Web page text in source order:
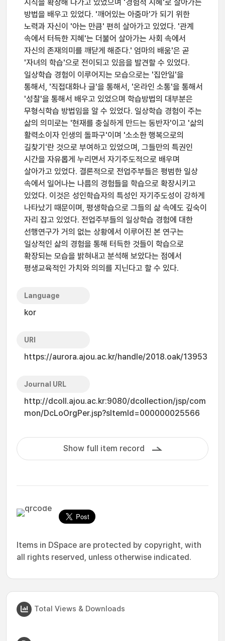
지식을 확장해 나가고 있었으며 '경험적 지혜'로 살아가는
방법을 배우고 있었다. '깨어있는 아줌마'가 되기 위한
노력과 자신이 '아는 만큼' 편히 살아가고 있었다. '관계
속에서 터득한 지혜'는 더불어 살아가는 사회 속에서
자신의 존재의미를 깨닫게 해준다.' 엄마의 배움'은 곧
'자녀의 학습'으로 전이되고 있음을 발견할 수 있었다.
일상학습 경험이 이루어지는 모습으로는 '집안일'을
통해서, '직접대화나 글'을 통해서, '온라인 소통'을 통해서
'성찰'을 통해서 배우고 있었으며 학습방법의 대부분은
무형식학습 방법임을 알 수 있었다. 일상학습 경험이 주는
삶의 의미로는 '현재를 충실하게 만드는 동반자'이고 '삶의
활력소이자 인생의 돌파구'이며 '소소한 행복으로의
길찾기'란 것으로 부여하고 있었으며, 그들만의 특권인
시간을 자유롭게 누리면서 자기주도적으로 배우며
살아가고 있었다. 결론적으로 전업주부들은 평범한 일상
속에서 일어나는 나름의 경험들을 학습으로 확장시키고
있었다. 이것은 성인학습자의 특성인 자기주도성이 강하게
나타났기 때문이며, 평생학습으로 그들의 삶 속에도 깊숙이
자리 잡고 있었다. 전업주부들의 일상학습 경험에 대한
선행연구가 거의 없는 상황에서 이루어진 본 연구는
일상적인 삶의 경험을 통해 터득한 것들이 학습으로
확장되는 모습을 밝혀내고 분석해 보았다는 점에서
평생교육적인 가치와 의의를 지닌다고 할 수 있다.
Language
kor
URI
https://aurora.ajou.ac.kr/handle/2018.oak/13953
Journal URL
http://dcoll.ajou.ac.kr:9080/dcollection/jsp/com
mon/DcLoOrgPer.jsp?sItemId=000000025566
Show full item record
Items in DSpace are protected by copyright, with
all rights reserved, unless otherwise indicated.
Total Views & Downloads